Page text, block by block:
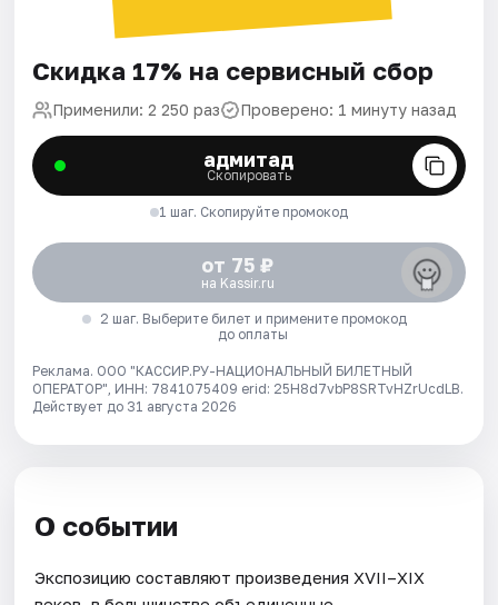
Скидка 17% на сервисный сбор
Применили: 2 250 раз Проверено: 1 минуту назад
адмитад
Скопировать
1 шаг. Скопируйте промокод
от 75 ₽
на Kassir.ru
2 шаг. Выберите билет и примените промокод
до оплаты
Реклама. ООО "КАССИР.РУ-НАЦИОНАЛЬНЫЙ БИЛЕТНЫЙ
ОПЕРАТОР", ИНН: 7841075409 erid: 25H8d7vbP8SRTvHZrUcdLB.
Действует до 31 августа 2026
О событии
Экспозицию составляют произведения XVII–XIX